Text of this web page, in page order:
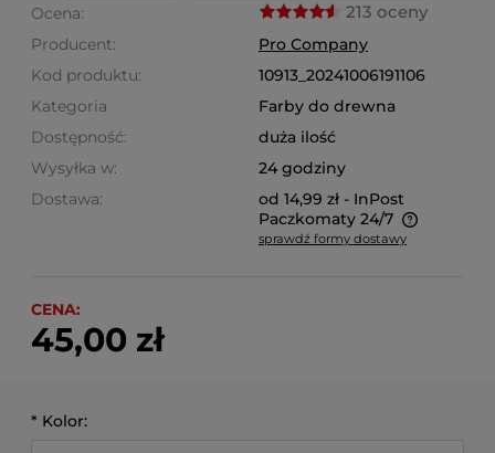
Ocena: 213 oceny
Producent:
Pro Company
Kod produktu:
10913_20241006191106
Kategoria
Farby do drewna
Dostępność:
duża ilość
Wysyłka w:
24 godziny
Dostawa:
od 14,99 zł - InPost
Paczkomaty 24/7
Cena nie zawiera ewentualnych kosztów płatności
sprawdź formy dostawy
CENA:
45,00 zł
* Kolor: